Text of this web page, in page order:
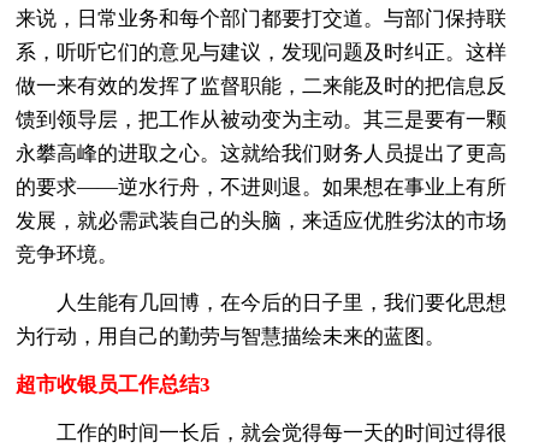
来说，日常业务和每个部门都要打交道。与部门保持联
系，听听它们的意见与建议，发现问题及时纠正。这样
做一来有效的发挥了监督职能，二来能及时的把信息反
馈到领导层，把工作从被动变为主动。其三是要有一颗
永攀高峰的进取之心。这就给我们财务人员提出了更高
的要求——逆水行舟，不进则退。如果想在事业上有所
发展，就必需武装自己的头脑，来适应优胜劣汰的市场
竞争环境。
人生能有几回博，在今后的日子里，我们要化思想
为行动，用自己的勤劳与智慧描绘未来的蓝图。
超市收银员工作总结3
工作的时间一长后，就会觉得每一天的时间过得很